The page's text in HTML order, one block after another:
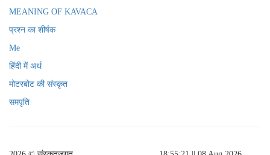
MEANING OF KAVACA
प्रश्न का शीर्षक
Me
हिंदी में अर्थ
मोटरबोट की संस्कृत
समपृति